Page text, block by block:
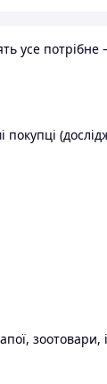
потрібне
зоотовари,